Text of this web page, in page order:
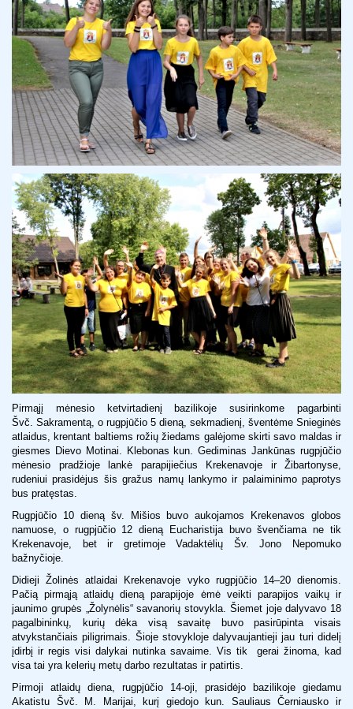
Pirmąjį mėnesio ketvirtadienį bazilikoje susirinkome pagarbinti
Švč. Sakramentą, o rugpjūčio 5 dieną, sekmadienį, šventėme Snieginės
atlaidus, krentant baltiems rožių žiedams galėjome skirti savo maldas ir
giesmes Dievo Motinai. Klebonas kun. Gediminas Jankūnas rugpjūčio
mėnesio pradžioje lankė parapijiečius Krekenavoje ir Žibartonyse,
rudeniui prasidėjus šis gražus namų lankymo ir palaiminimo paprotys
bus pratęstas.
Rugpjūčio 10 dieną šv. Mišios buvo aukojamos Krekenavos globos
namuose, o rugpjūčio 12 dieną Eucharistija buvo švenčiama ne tik
Krekenavoje, bet ir gretimoje Vadaktėlių Šv. Jono Nepomuko
bažnyčioje.
Didieji Žolinės atlaidai Krekenavoje vyko rugpjūčio 14–20 dienomis.
Pačią pirmąją atlaidų dieną parapijoje ėmė veikti parapijos vaikų ir
jaunimo grupės „Žolynėlis“ savanorių stovykla. Šiemet joje dalyvavo 18
pagalbininkų, kurių dėka visą savaitę buvo pasirūpinta visais
atvykstančiais piligrimais. Šioje stovykloje dalyvaujantieji jau turi didelį
įdirbį ir regis visi dalykai nutinka savaime. Vis tik gerai žinoma, kad
visa tai yra kelerių metų darbo rezultatas ir patirtis.
Pirmoji atlaidų diena, rugpjūčio 14-oji, prasidėjo bazilikoje giedamu
Akatistu Švč. M. Marijai, kurį giedojo kun. Sauliaus Černiausko ir